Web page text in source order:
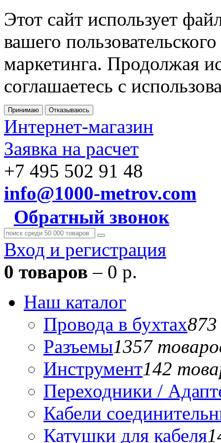
Этот сайт использует
вашего
маркетинга. Продолжая
соглашаетесь с
Принимаю Отказываюсь
Интернет-магазин
Заявка на расчет
+7 495 502 91 48
info@1000-metrov.com
Обратный звонок
Вход и регистрация
0 товаров – 0 р.
Наш каталог
Провода в бухтах
Разъемы1357
Инструмент142
Переходники /
Кабели
Катушки для кабеля